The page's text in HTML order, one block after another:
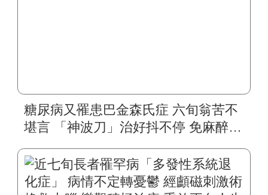
糖尿病又罹患巴金森氏症 六旬翁苦不
堪言 「神波刀」治好抖不停 免麻醉免